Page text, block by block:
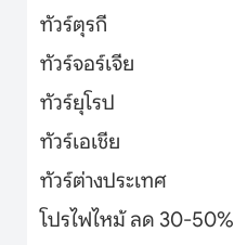
ทัวร์ตุรกี
ทัวร์จอร์เจีย
ทัวร์ยุโรป
ทัวร์เอเชีย
ทัวร์ต่างประเทศ
โปรไฟไหม้ ลด 30-50%